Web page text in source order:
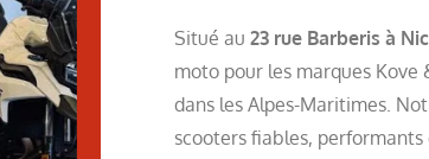
Situé au 23 rue Barberis à
moto pour les marques Kove
dans les Alpes-Maritimes.
scooters fiables,